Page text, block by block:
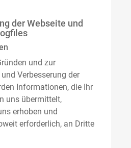
der Webseite und
und zur
Verbesserung der
Informationen, die Ihr
uns übermittelt,
erhoben und
erforderlich, an Dritte